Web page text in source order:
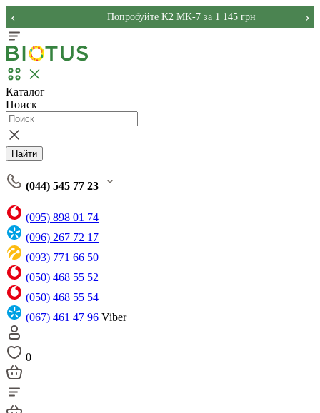
Попробуйте K2 MK-7 за 1 145 грн
‹ ›
Каталог
Поиск
Найти
(044) 545 77 23
(095) 898 01 74
(096) 267 72 17
(093) 771 66 50
(050) 468 55 52
(050) 468 55 54
(067) 461 47 96 Viber
0